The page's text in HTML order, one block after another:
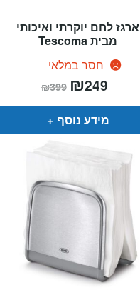
ארגז לחם יוקרתי ואיכותי
מבית Tescoma
חסר במלאי
₪399 המחיר
המקורי
היה:
₪399.
₪249
הוא:
מידע נוסף